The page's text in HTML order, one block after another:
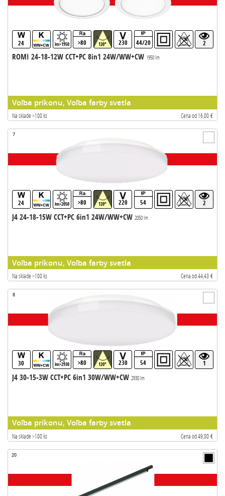
24 lm>1950 >80 120° 230 44/20 2
ROMI 24-18-12W CCT+PC 8in1 24W/WW+CW 1950 lm
Voľba príkonu, Voľba farby svetla
Na sklade >100 ks Cena od 16,00 €
7
24 lm>2050 >80 120° 220 54 2
J4 24-18-15W CCT+PC 6in1 24W/WW+CW 2050 lm
Voľba príkonu, Voľba farby svetla
Na sklade >100 ks Cena od 44,43 €
8
30 lm>2930 >80 120° 230 54 1
J4 30-15-3W CCT+PC 6in1 30W/WW+CW 2930 lm
Voľba príkonu, Voľba farby svetla
Na sklade >100 ks Cena od 49,00 €
20